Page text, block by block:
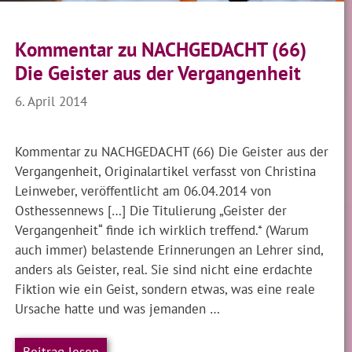
Kommentar zu NACHGEDACHT (66)
Die Geister aus der Vergangenheit
6. April 2014
Kommentar zu NACHGEDACHT (66) Die Geister aus der
Vergangenheit, Originalartikel verfasst von Christina
Leinweber, veröffentlicht am 06.04.2014 von
Osthessennews […] Die Titulierung „Geister der
Vergangenheit“ finde ich wirklich treffend.* (Warum
auch immer) belastende Erinnerungen an Lehrer sind,
anders als Geister, real. Sie sind nicht eine erdachte
Fiktion wie ein Geist, sondern etwas, was eine reale
Ursache hatte und was jemanden …